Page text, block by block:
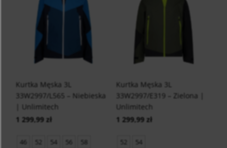
Kurtka Męska 3L
33W2997/L565 – Niebieska
| Unlimitech
1 299,99 zł
46 52 54 56 58
Kurtka Męska 3L
33W2997/E319 – Zielona |
Unlimitech
1 299,99 zł
52 54